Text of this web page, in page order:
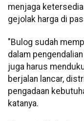
menjaga
gejolak harga di
"Bulog sudah
dalam
juga harus
berjalan lancar,
pengadaan
katanya.